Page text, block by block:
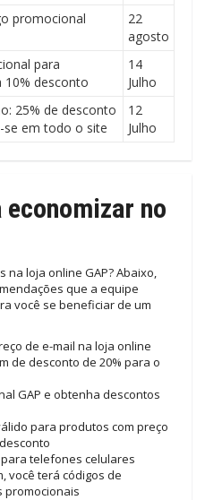
promocional
22
agosto
para
10% desconto
14
Julho
25% de desconto
se em todo o site
12
Julho
economizar no
loja online GAP? Abaixo,
que a equipe
você se beneficiar de um
de e-mail na loja online
de desconto de 20% para o
GAP e obtenha descontos
para produtos com preço
telefones celulares
você terá códigos de
promocionais